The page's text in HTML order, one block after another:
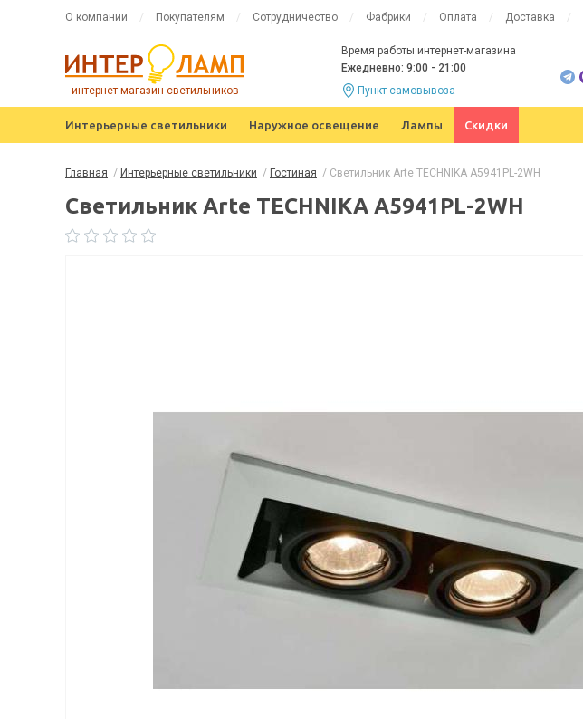
О компании Покупателям Сотрудничество Фабрики Оплата Доставка
интернет-магазин светильников
Время работы интернет-магазина
Ежедневно: 9:00 - 21:00
Пункт самовывоза
Интерьерные светильники Наружное освещение Лампы Скидки
Главная / Интерьерные светильники / Гостиная / Светильник Arte TECHNIKA A5941PL-2WH
Светильник Arte TECHNIKA A5941PL-2WH